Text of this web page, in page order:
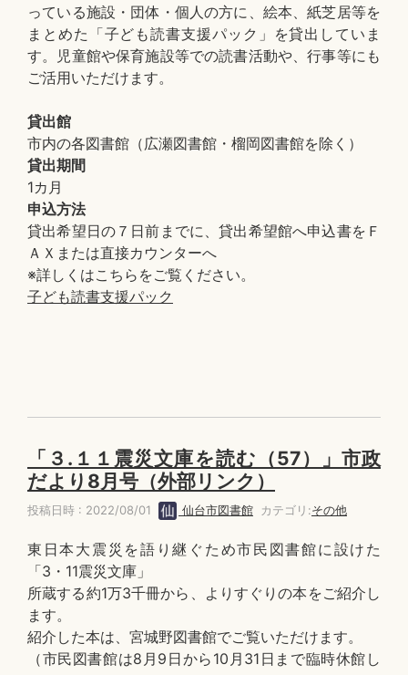
っている施設・団体・個人の方に、絵本、紙芝居等を
まとめた「子ども読書支援パック」を貸出していま
す。児童館や保育施設等での読書活動や、行事等にも
ご活用いただけます。
貸出館
市内の各図書館（広瀬図書館・榴岡図書館を除く）
貸出期間
1カ月
申込方法
貸出希望日の７日前までに、貸出希望館へ申込書をＦ
ＡＸまたは直接カウンターへ
※詳しくはこちらをご覧ください。
子ども読書支援パック
「３.１１震災文庫を読む（57）」市政
だより8月号（外部リンク）
投稿日時 : 2022/08/01 仙台市図書館 カテゴリ:その他
東日本大震災を語り継ぐため市民図書館に設けた
「3・11震災文庫」
所蔵する約1万3千冊から、よりすぐりの本をご紹介し
ます。
紹介した本は、宮城野図書館でご覧いただけます。
（市民図書館は8月9日から10月31日まで臨時休館し